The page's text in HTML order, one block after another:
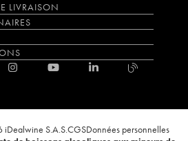
LIVRAISON
iDealwine S.A.S.CGSDonnées personnelles